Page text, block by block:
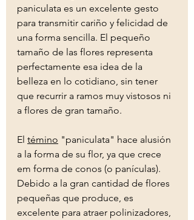
paniculata es un excelente gesto
para transmitir cariño y felicidad de
una forma sencilla. El pequeño
tamaño de las flores representa
perfectamente esa idea de la
belleza en lo cotidiano, sin tener
que recurrir a ramos muy vistosos ni
a flores de gran tamaño.
El témino "paniculata" hace alusión
a la forma de su flor, ya que crece
em forma de conos (o panículas).
Debido a la gran cantidad de flores
pequeñas que produce, es
excelente para atraer polinizadores,